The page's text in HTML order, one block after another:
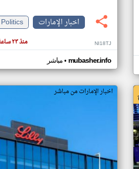
اخبار الإمارات
Politics
منذ ٢٣ ساعة NI18TJ
مباشر• mubasher.info
اخبار الإمارات من مباشر